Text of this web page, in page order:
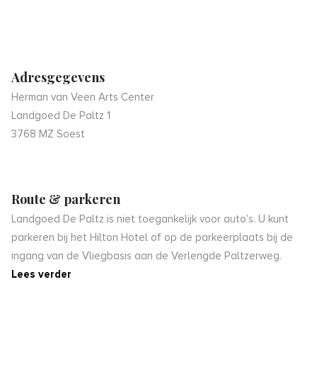
Adresgegevens
Herman van Veen Arts Center
Landgoed De Paltz 1
3768 MZ Soest
Route & parkeren
Landgoed De Paltz is niet toegankelijk voor auto’s. U kunt
parkeren bij het Hilton Hotel of op de parkeerplaats bij de
ingang van de Vliegbasis aan de Verlengde Paltzerweg.
Lees verder